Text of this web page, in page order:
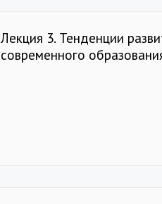
Лекция 3. Тенденции
современного